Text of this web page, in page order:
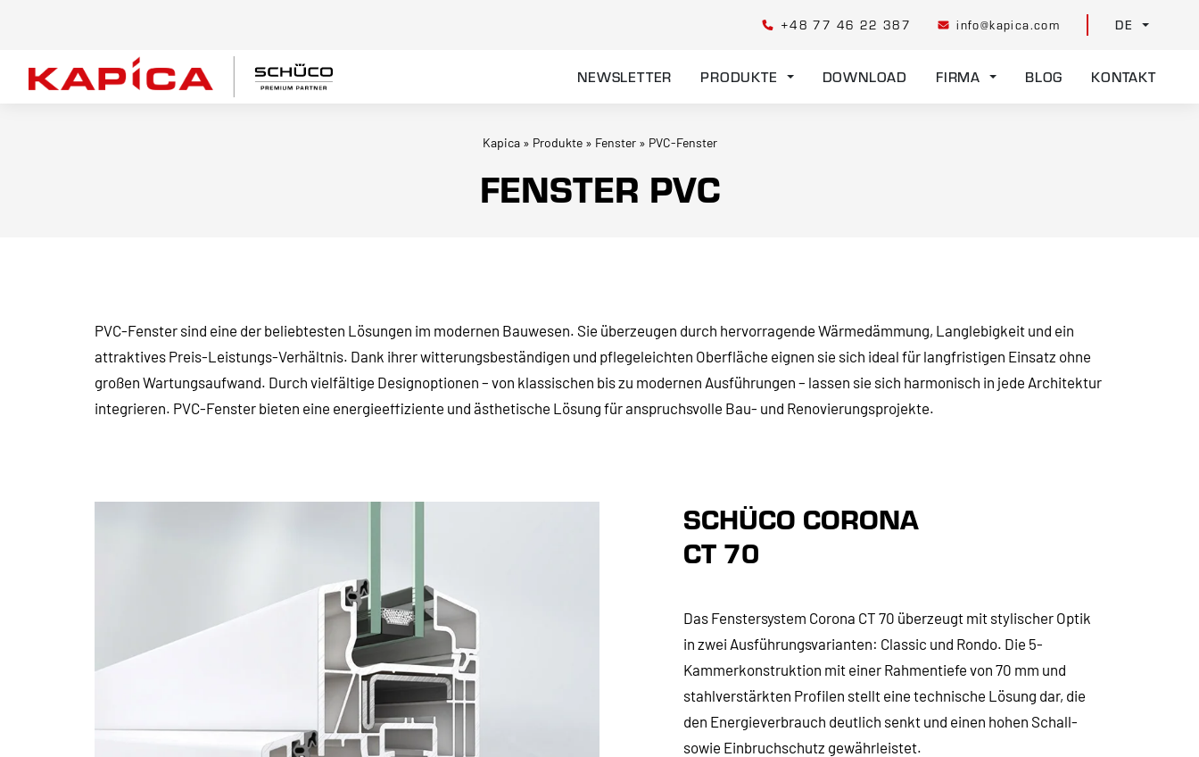
+48 77 46 22 387 info@kapica.com DE
NEWSLETTER PRODUKTE DOWNLOAD FIRMA BLOG KONTAKT
Kapica» Produkte» Fenster» PVC-Fenster
FENSTER PVC
PVC-Fenster sind eine der beliebtesten Lösungen im modernen Bauwesen. Sie überzeugen durch hervorragende Wärmedämmung, Langlebigkeit und ein
attraktives Preis-Leistungs-Verhältnis. Dank ihrer witterungsbeständigen und pflegeleichten Oberfläche eignen sie sich ideal für langfristigen Einsatz ohne
großen Wartungsaufwand. Durch vielfältige Designoptionen – von klassischen bis zu modernen Ausführungen – lassen sie sich harmonisch in jede Architektur
integrieren. PVC-Fenster bieten eine energieeffiziente und ästhetische Lösung für anspruchsvolle Bau- und Renovierungsprojekte.
SCHÜCO CORONA
CT 70
Das Fenstersystem Corona CT 70 überzeugt mit stylischer Optik
in zwei Ausführungsvarianten: Classic und Rondo. Die 5-
Kammerkonstruktion mit einer Rahmentiefe von 70 mm und
stahlverstärkten Profilen stellt eine technische Lösung dar, die
den Energieverbrauch deutlich senkt und einen hohen Schall-
sowie Einbruchschutz gewährleistet.